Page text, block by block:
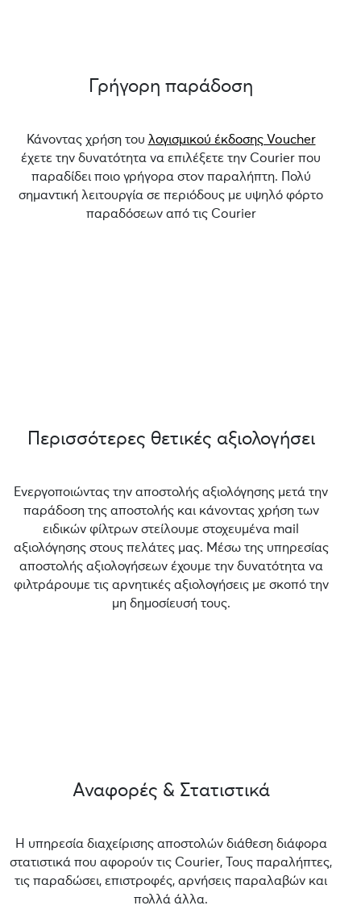
Γρήγορη παράδοση
Κάνοντας χρήση του λογισμικού έκδοσης Voucher
έχετε την δυνατότητα να επιλέξετε την Courier που
παραδίδει ποιο γρήγορα στον παραλήπτη. Πολύ
σημαντική λειτουργία σε περιόδους με υψηλό φόρτο
παραδόσεων από τις Courier
Περισσότερες θετικές αξιολογήσει
Ενεργοποιώντας την αποστολής αξιολόγησης μετά την
παράδοση της αποστολής και κάνοντας χρήση των
ειδικών φίλτρων στείλουμε στοχευμένα mail
αξιολόγησης στους πελάτες μας. Μέσω της υπηρεσίας
αποστολής αξιολογήσεων έχουμε την δυνατότητα να
φιλτράρουμε τις αρνητικές αξιολογήσεις με σκοπό την
μη δημοσίευσή τους.
Αναφορές & Στατιστικά
Η υπηρεσία διαχείρισης αποστολών διάθεση διάφορα
στατιστικά που αφορούν τις Courier, Τους παραλήπτες,
τις παραδώσει, επιστροφές, αρνήσεις παραλαβών και
πολλά άλλα.